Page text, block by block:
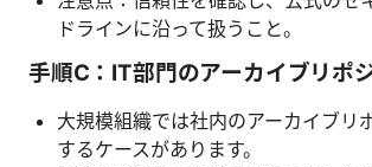
ドラインに沿って扱うこと。
手順C：IT部門のアーカイブリポ
大規模組織では社内のアーカイブリ
するケースがあります。